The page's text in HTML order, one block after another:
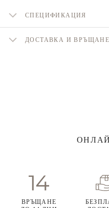
СПЕЦИФИКАЦИЯ
ДОСТАВКА И ВРЪЩАНЕ
ВРЪЩАНЕ